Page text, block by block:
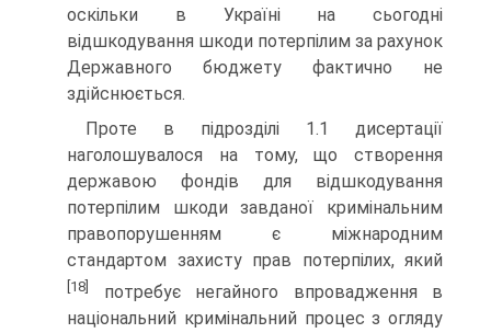
оскільки в Україні на сьогодні
відшкодування шкоди потерпілим за рахунок
Державного бюджету фактично не
здійснюється.
Проте в підрозділі 1.1 дисертації
наголошувалося на тому, що створення
державою фондів для відшкодування
потерпілим шкоди завданої кримінальним
правопорушенням є міжнародним
стандартом захисту прав потерпілих, який
[18]
потребує негайного впровадження в
національний кримінальний процес з огляду